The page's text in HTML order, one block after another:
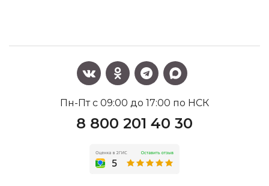
Пн-Пт с 09:00 до 17:00 по НСК
8 800 201 40 30